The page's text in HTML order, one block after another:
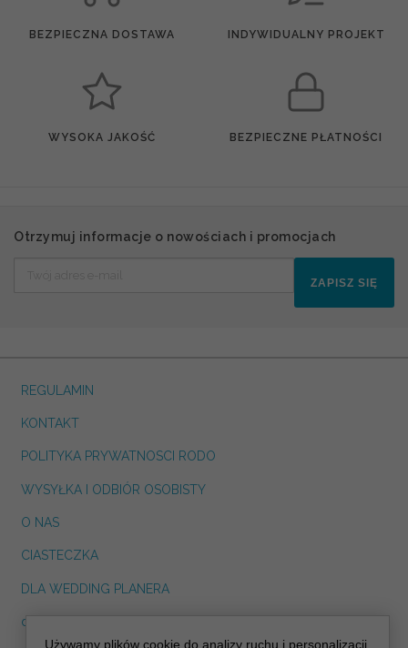
BEZPIECZNA DOSTAWA INDYWIDUALNY PROJEKT
WYSOKA JAKOŚĆ BEZPIECZNE PŁATNOŚCI
Otrzymuj informacje o nowościach i promocjach
ZAPISZ SIĘ
REGULAMIN
KONTAKT
POLITYKA PRYWATNOSCI RODO
WYSYŁKA I ODBIÓR OSOBISTY
O NAS
CIASTECZKA
DLA WEDDING PLANERA
dreskot.com
Używamy plików cookie do analizy ruchu i personalizacji